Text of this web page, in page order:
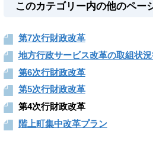
このカテゴリー内の他のペー
第7次行財政改革
地方行政サービス改革の取組状
第6次行財政改革
第5次行財政改革
第4次行財政改革
階上町集中改革プラン